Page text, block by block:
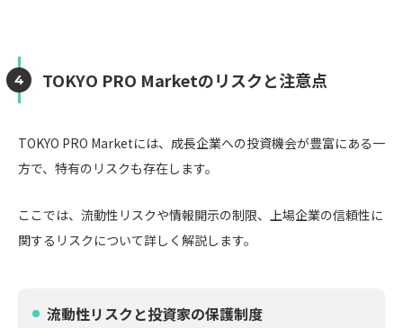
TOKYO PRO Marketのリスクと注意点
TOKYO PRO Marketには、成長企業への投資機会が豊富にある一
方で、特有のリスクも存在します。
ここでは、流動性リスクや情報開示の制限、上場企業の信頼性に
関するリスクについて詳しく解説します。
流動性リスクと投資家の保護制度